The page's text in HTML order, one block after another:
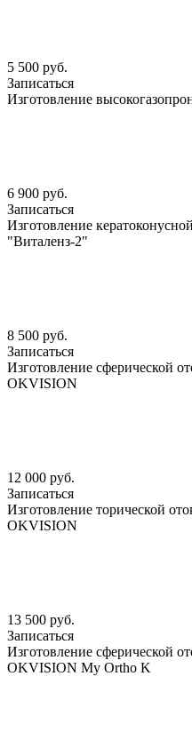
5 500 руб.
Записаться
Изготовление
6 900 руб.
Записаться
Изготовление
"Виталенз-2"
8 500 руб.
Записаться
Изготовление сферической
OKVISION
12 000 руб.
Записаться
Изготовление торической
OKVISION
13 500 руб.
Записаться
Изготовление сферической
OKVISION My Ortho K